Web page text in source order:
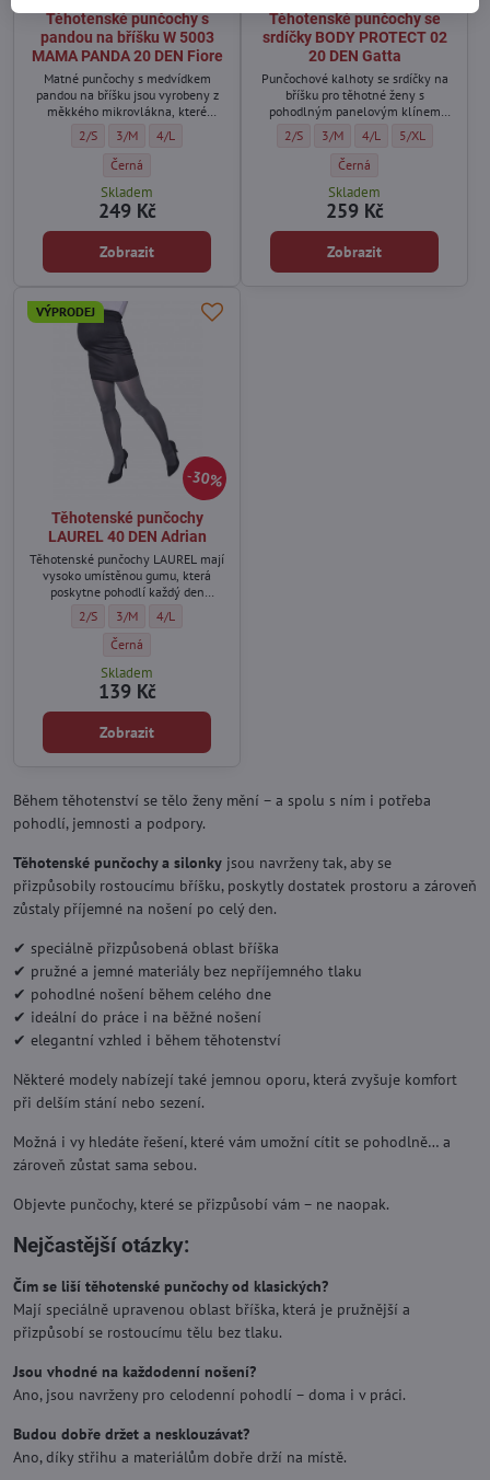
Těhotenské punčochy s
pandou na bříšku W 5003
MAMA PANDA 20 DEN Fiore
Matné punčochy s medvídkem
pandou na bříšku jsou vyrobeny z
měkkého mikrovlákna, které
přizpůsobení se tělu během
těhotenství.
Těhotenské punčochy s pandou na bříšku W 5003 MAMA PANDA 20 DEN
2/S Těhotenské punčochy s pandou na bříšku W 5003 MAMA PANDA
3/M Těhotenské punčochy s pandou na bříšku W 5003 MAMA
4/L
Těhotenské punčochy s pandou na bříšku W 5003 MAMA PANDA 20
Černá
Skladem
249 Kč
Zobrazit
Těhotenské punčochy se
srdíčky BODY PROTECT 02
20 DEN Gatta
Punčochové kalhoty se srdíčky na
bříšku pro těhotné ženy s
pohodlným panelovým klínem
bříško a použití extrémně
elastických vláken zajišťuje
Těhotenské punčochy se srdíčky
2/S Těhotenské punčochy se
3/M Těhotenské punčochy
4/L Těhotenské
5/XL
Těhotenské punčochy se
Černá
Skladem
259 Kč
Zobrazit
30%
VÝPRODEJ
Těhotenské punčochy
LAUREL 40 DEN Adrian
Těhotenské punčochy LAUREL mají
vysoko umístěnou gumu, která
poskytne pohodlí každý den
Těhotenské punčochy LAUREL 40 DEN Adrian - Velikost:
2/S Těhotenské punčochy LAUREL 40 DEN Adrian - Velikost:
3/M Těhotenské punčochy LAUREL 40 DEN Adrian - Velikost:
4/L
Těhotenské punčochy LAUREL 40 DEN Adrian - Barva:
Černá
Skladem
139 Kč
Zobrazit
Během těhotenství se tělo ženy mění – a spolu s ním i potřeba
pohodlí, jemnosti a podpory.
Těhotenské punčochy a silonky jsou navrženy tak, aby se
přizpůsobily rostoucímu bříšku, poskytly dostatek prostoru a zároveň
zůstaly příjemné na nošení po celý den.
✔ speciálně přizpůsobená oblast bříška
✔ pružné a jemné materiály bez nepříjemného tlaku
✔ pohodlné nošení během celého dne
✔ ideální do práce i na běžné nošení
✔ elegantní vzhled i během těhotenství
Některé modely nabízejí také jemnou oporu, která zvyšuje komfort
při delším stání nebo sezení.
Možná i vy hledáte řešení, které vám umožní cítit se pohodlně… a
zároveň zůstat sama sebou.
Objevte punčochy, které se přizpůsobí vám – ne naopak.
Nejčastější otázky:
Čím se liší těhotenské punčochy od klasických?
Mají speciálně upravenou oblast bříška, která je pružnější a
přizpůsobí se rostoucímu tělu bez tlaku.
Jsou vhodné na každodenní nošení?
Ano, jsou navrženy pro celodenní pohodlí – doma i v práci.
Budou dobře držet a nesklouzávat?
Ano, díky střihu a materiálům dobře drží na místě.